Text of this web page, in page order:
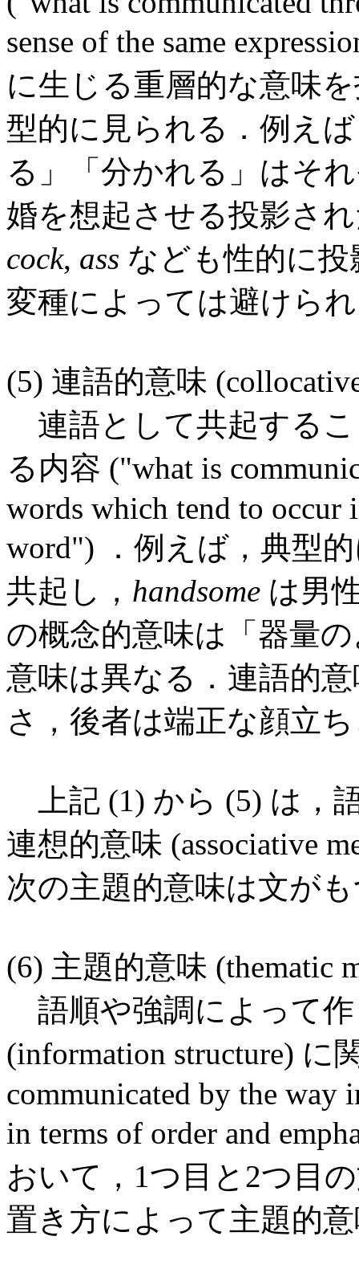
sense of the same
に生じる重層的な意味
型的に見られる．例え
る」「分かれる」はそ
婚を想起させる投影さ
cock, ass なども性的に
変種によっては避けら
(5) 連語的意味
連語として共起する
る内容 ("what is
words which tend to occur
word") ．例えば，典型
共起し， handsome は男
の概念的意味は「器量
意味は異なる．連語的
さ，後者は端正な顔立
上記 (1) から (5) は，
連想的意味 (associative
次の主題的意味は文が
(6) 主題的意味 (thematic
語順や強調によって
(information structure) に
communicated by the way
in terms of order and
おいて，1つ目と2つ目
置き方によって主題的